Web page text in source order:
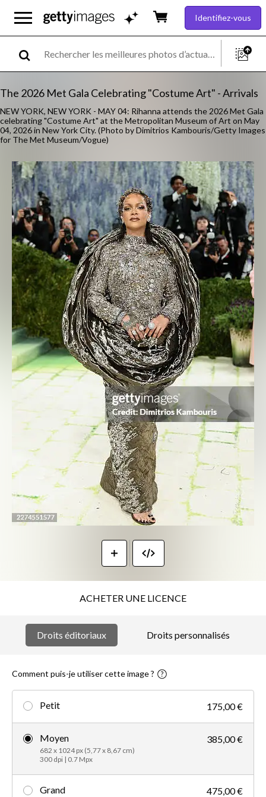
Identifiez-vous
The 2026 Met Gala Celebrating "Costume Art" - Arrivals
NEW YORK, NEW YORK - MAY 04: Rihanna attends the 2026 Met Gala
celebrating "Costume Art" at the Metropolitan Museum of Art on May
04, 2026 in New York City. (Photo by Dimitrios Kambouris/Getty Images
for The Met Museum/Vogue)
ACHETER UNE LICENCE
Droits éditoriaux Droits personnalisés
Comment puis-je utiliser cette image ?
Petit 175,00 €
Moyen
682 x 1024 px (5,77 x 8,67 cm)
300 dpi | 0.7 Mpx
385,00 €
Grand 475,00 €